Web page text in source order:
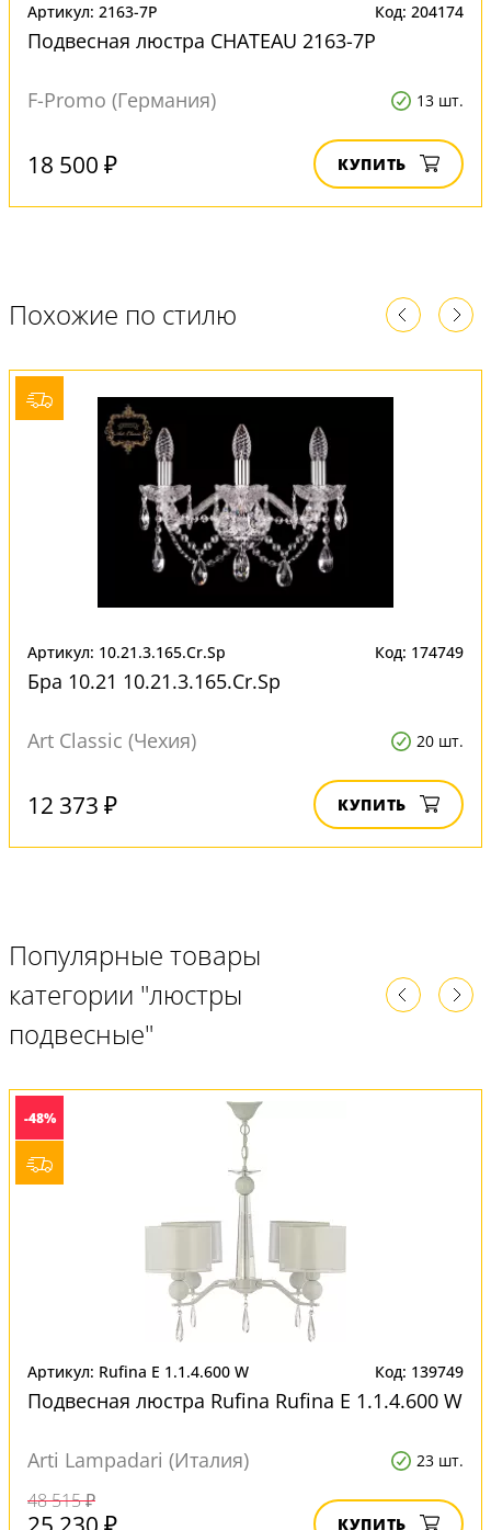
Артикул: 2163-7P Код: 204174
Подвесная люстра CHATEAU 2163-7P
F-Promo (Германия) 13 шт.
18 500 ₽ КУПИТЬ
Похожие по стилю
Артикул: 10.21.3.165.Cr.Sp Код: 174749
Бра 10.21 10.21.3.165.Cr.Sp
Art Classic (Чехия) 20 шт.
12 373 ₽ КУПИТЬ
Популярные товары
категории "люстры
подвесные"
-48%
Артикул: Rufina E 1.1.4.600 W Код: 139749
Подвесная люстра Rufina Rufina E 1.1.4.600 W
Arti Lampadari (Италия) 23 шт.
48 515 ₽
КУПИТЬ